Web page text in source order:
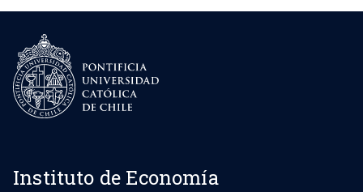
Instituto de Economía